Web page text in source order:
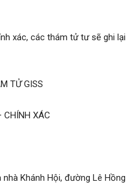
xác, các thám tử tư sẽ ghi
TỬ GISS
CHÍNH XÁC
Khánh Hội, đường Lê Hồng